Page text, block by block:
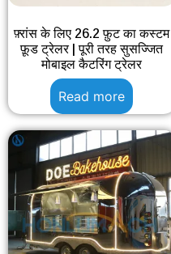
फ़्रांस के लिए 26.2 फ़ुट का कस्टम
फ़ूड ट्रेलर | पूरी तरह सुसज्जित
मोबाइल कैटरिंग ट्रेलर
Read more